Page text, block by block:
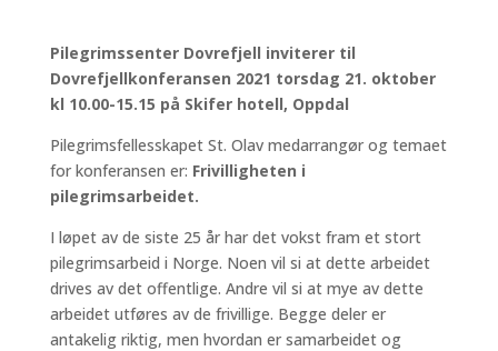
Pilegrimssenter Dovrefjell inviterer til
Dovrefjellkonferansen 2021 torsdag 21. oktober
kl 10.00-15.15 på Skifer hotell, Oppdal
Pilegrimsfellesskapet St. Olav medarrangør og temaet
for konferansen er: Frivilligheten i
pilegrimsarbeidet.
I løpet av de siste 25 år har det vokst fram et stort
pilegrimsarbeid i Norge. Noen vil si at dette arbeidet
drives av det offentlige. Andre vil si at mye av dette
arbeidet utføres av de frivillige. Begge deler er
antakelig riktig, men hvordan er samarbeidet og